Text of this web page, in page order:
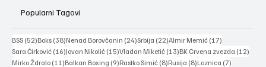
Popularni Tagovi
BSS (52)52 posts
Boks (38)38 posts
Nenad Borovčanin (24)24 posts
Srbija (22)22 posts
Almir Memić (17)
Sara Ćirković (16)16 posts
Jovan Nikolić (15)15 posts
Vladan Miketić (13)13 posts
BK Crvena zvezda (12)
Mirko Ždralo (11)11 posts
Balkan Boxing (9)9 posts
Rastko Simić (8)8 posts
Rusija (8)8 posts
Loznica (7)